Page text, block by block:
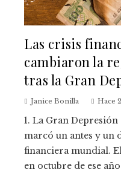
Las crisis
cambiaron la
tras la Gran
Janice Bonilla Hace
1. La Gran Depresión
marcó un antes y un
financiera mundial.
en octubre de ese